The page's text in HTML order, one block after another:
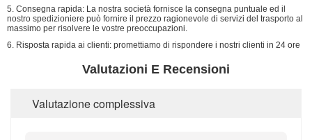
5. Consegna rapida: La nostra società fornisce la consegna puntuale ed il
nostro spedizioniere può fornire il prezzo ragionevole di servizi del trasporto al
massimo per risolvere le vostre preoccupazioni.
6. Risposta rapida ai clienti: promettiamo di rispondere i nostri clienti in 24 ore
Valutazioni E Recensioni
Valutazione complessiva